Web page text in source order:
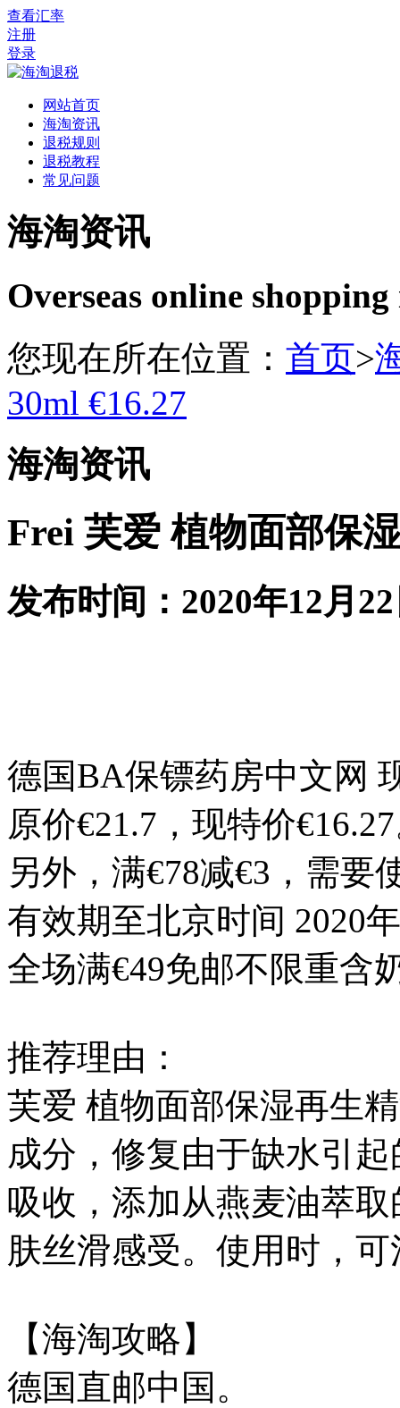
查看汇率
注册
登录
网站首页
海淘资讯
退税规则
退税教程
常见问题
海淘资讯
Overseas online
您现在所在位置： 首页>
30ml €16.27
海淘资讯
Frei 芙爱 植物面部保
发布时间：2020年12月
德国BA保镖药房中文网
原价€21.7，现特价
另外，满€78减€3，需要
有效期至北京时间 2020
全场满€49免邮不限重含
推荐理由：
芙爱 植物面部保湿再生
成分，修复由于缺水引
吸收，添加从燕麦油萃
肤丝滑感受。使用时，
【海淘攻略】
德国直邮中国。